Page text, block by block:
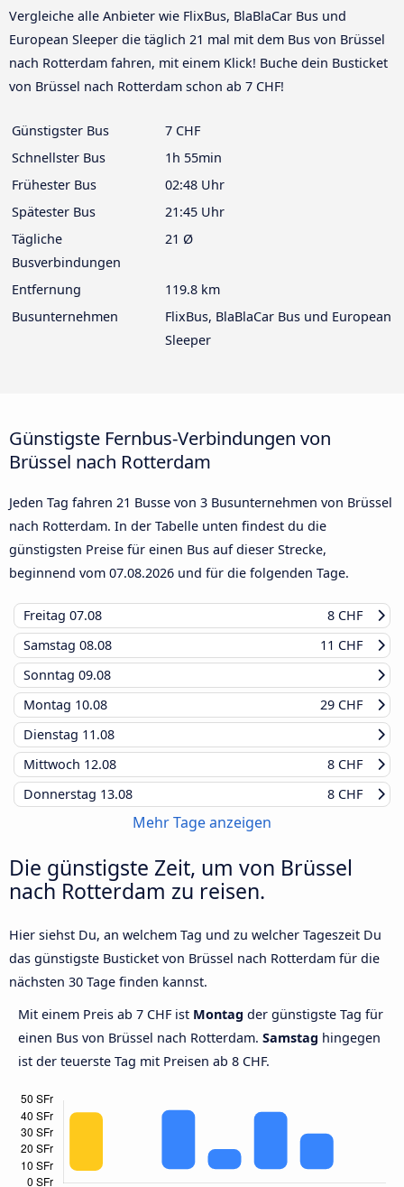
Vergleiche alle Anbieter wie FlixBus, BlaBlaCar Bus und
European Sleeper die täglich 21 mal mit dem Bus von Brüssel
nach Rotterdam fahren, mit einem Klick! Buche dein Busticket
von Brüssel nach Rotterdam schon ab 7 CHF!
Günstigster Bus
7 CHF
Schnellster Bus
1h 55min
Frühester Bus
02:48 Uhr
Spätester Bus
21:45 Uhr
Tägliche
Busverbindungen
21 Ø
Entfernung
119.8 km
Busunternehmen
FlixBus, BlaBlaCar Bus und European
Sleeper
Günstigste Fernbus-Verbindungen von
Brüssel nach Rotterdam
Jeden Tag fahren 21 Busse von 3 Busunternehmen von Brüssel
nach Rotterdam. In der Tabelle unten findest du die
günstigsten Preise für einen Bus auf dieser Strecke,
beginnend vom 07.08.2026 und für die folgenden Tage.
Freitag 07.08
8 CHF
Samstag 08.08
11 CHF
Sonntag 09.08
Montag 10.08
29 CHF
Dienstag 11.08
Mittwoch 12.08
8 CHF
Donnerstag 13.08 8 CHF
Mehr Tage anzeigen
Die günstigste Zeit, um von Brüssel
nach Rotterdam zu reisen.
Hier siehst Du, an welchem Tag und zu welcher Tageszeit Du
das günstigste Busticket von Brüssel nach Rotterdam für die
nächsten 30 Tage finden kannst.
Mit einem Preis ab 7 CHF ist Montag der günstigste Tag für
einen Bus von Brüssel nach Rotterdam. Samstag hingegen
ist der teuerste Tag mit Preisen ab 8 CHF.